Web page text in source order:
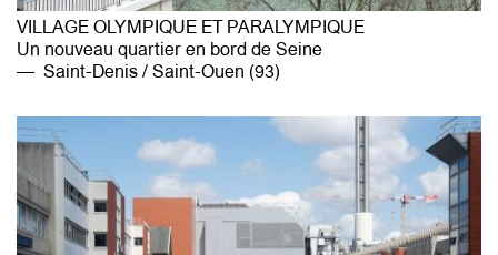
VILLAGE OLYMPIQUE ET PARALYMPIQUE
Un nouveau quartier en bord de Seine
Saint-Denis / Saint-Ouen (93)